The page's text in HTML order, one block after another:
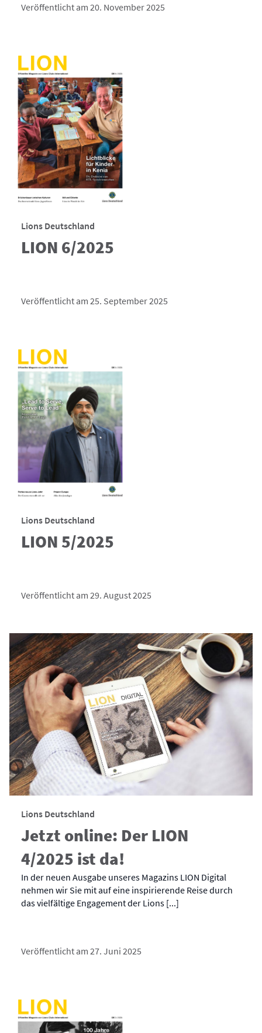
Veröffentlicht am 20. November 2025
Lions Deutschland
LION 6/2025
Veröffentlicht am 25. September 2025
Lions Deutschland
LION 5/2025
Veröffentlicht am 29. August 2025
Lions Deutschland
Jetzt online: Der LION
4/2025 ist da!
In der neuen Ausgabe unseres Magazins LION Digital
nehmen wir Sie mit auf eine inspirierende Reise durch
das vielfältige Engagement der Lions [...]
Veröffentlicht am 27. Juni 2025